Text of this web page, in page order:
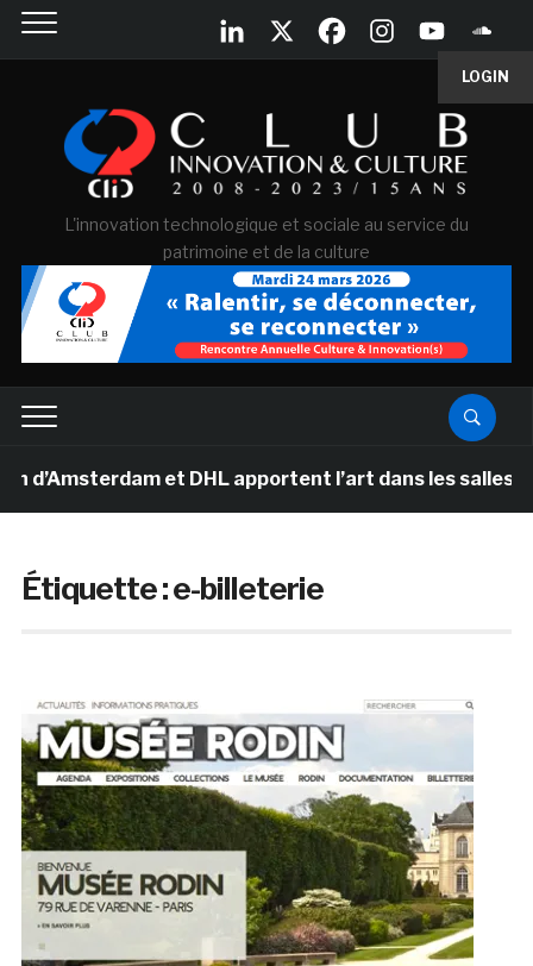
LOGIN
L'innovation technologique et sociale au service du
patrimoine et de la culture
et DHL apportent l’art dans les salles de
Étiquette :e-billeterie